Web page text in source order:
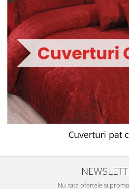
Cuverturi pat
Nu rata ofertele si